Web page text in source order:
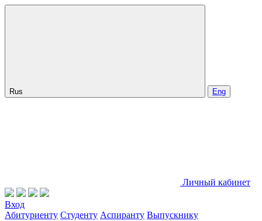
Rus Eng
Личный кабинет
Вход
Абитуриенту Студенту Аспиранту Выпускнику